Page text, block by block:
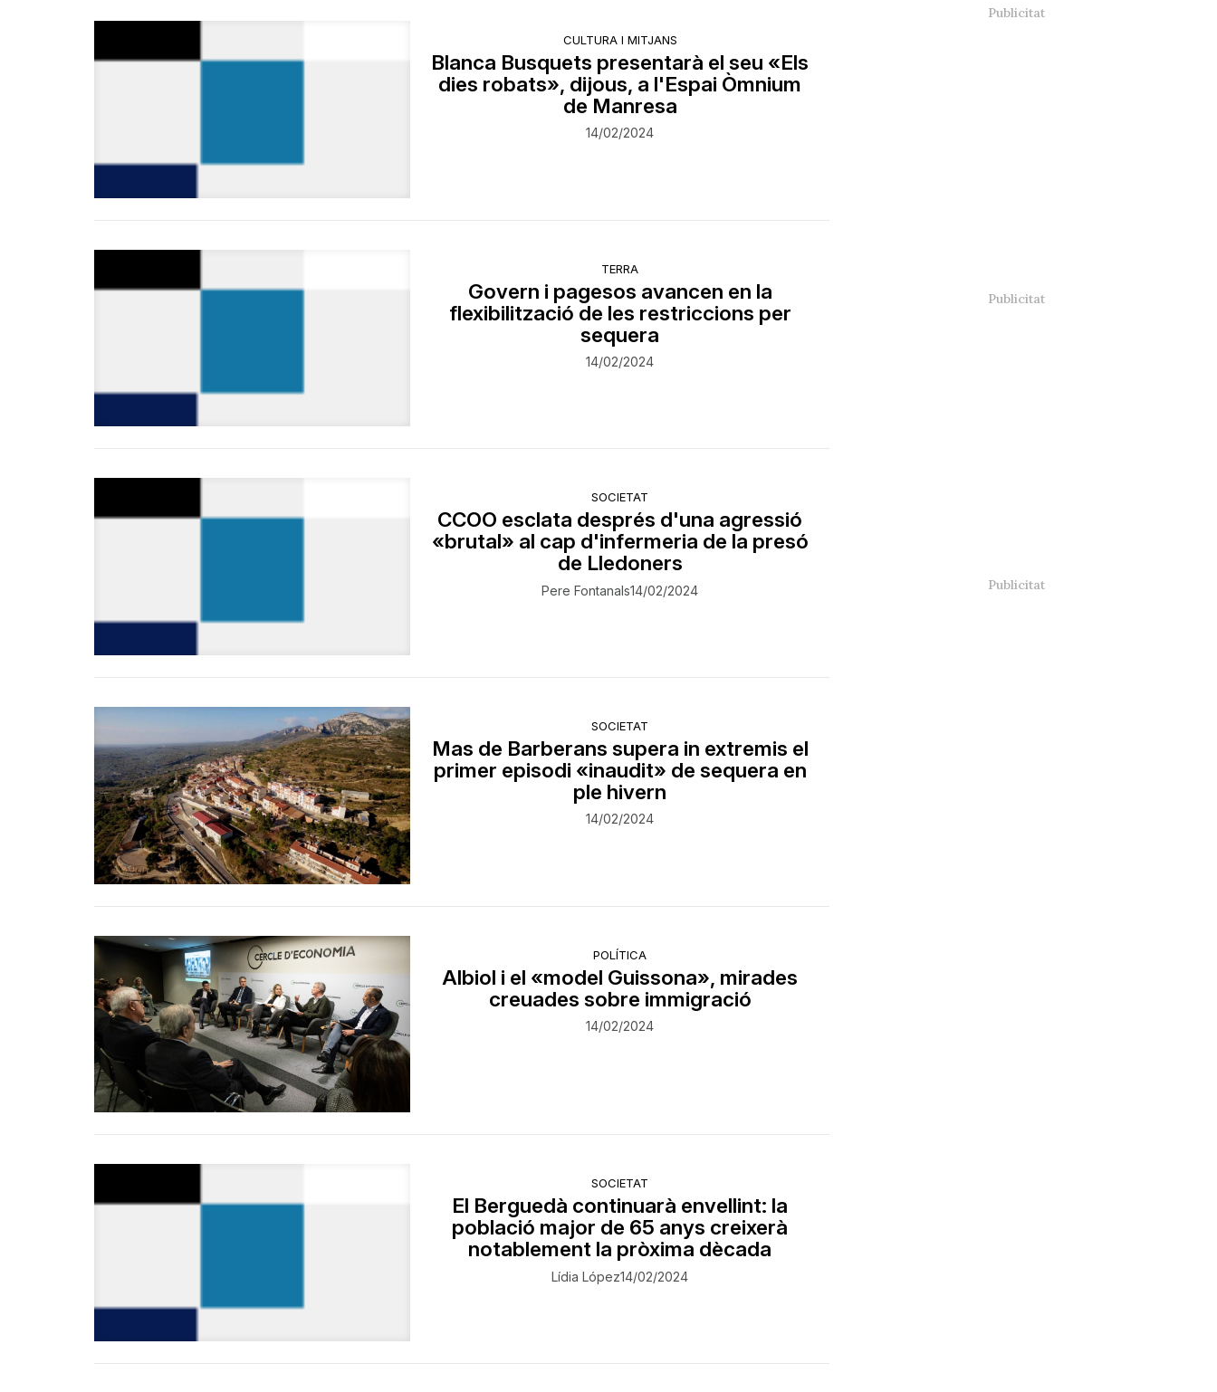
CULTURA I MITJANS
Blanca Busquets presentarà el seu «Els
dies robats», dijous, a l'Espai Òmnium
de Manresa
14/02/2024
TERRA
Govern i pagesos avancen en la
flexibilització de les restriccions per
sequera
14/02/2024
SOCIETAT
CCOO esclata després d'una agressió
«brutal» al cap d'infermeria de la presó
de Lledoners
Pere Fontanals14/02/2024
SOCIETAT
Mas de Barberans supera in extremis el
primer episodi «inaudit» de sequera en
ple hivern
14/02/2024
POLÍTICA
Albiol i el «model Guissona», mirades
creuades sobre immigració
14/02/2024
SOCIETAT
El Berguedà continuarà envellint: la
població major de 65 anys creixerà
notablement la pròxima dècada
Lídia López14/02/2024